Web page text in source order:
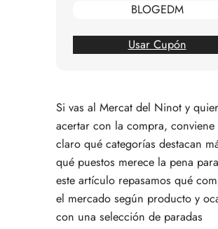
que el mercado se note en el plato
Un recorrido sensato por el Mercat
del mercado con sentido
Qué tiene el Ninot que no tienen
más rápidas
Cuándo compensa más comprar en
del Ninot
Preguntas frecuentes sobre qué
Mercat del Ninot
Conclusión: qué comprar en el
BLOGEDM
Usar Cupón
Si vas al Mercat del Ninot y
acertar con la compra, conviene
claro qué categorías destacan
qué puestos merece la pena
este artículo repasamos qué
el mercado según producto y
con una selección de paradas